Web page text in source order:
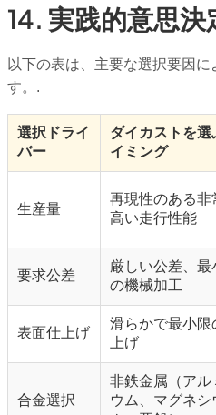
14. 実践的意思
以下の表は、主要な選択要因
す。.
選択ドライ
バー
ダイカストを選
イミング
生産量
再現性のある非
高い走行性能
要求公差
厳しい公差、最
の機械加工
表面仕上げ
滑らかで最小限
上げ
合金選択
非鉄金属（アル
ウム、マグネシ